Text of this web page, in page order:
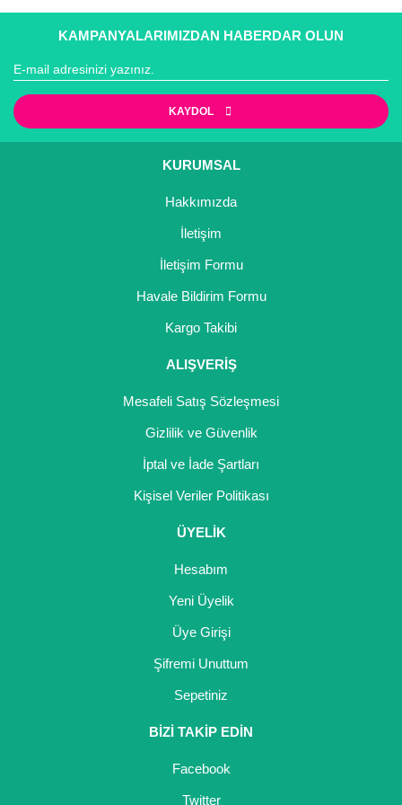
Gönder
KAMPANYALARIMIZDAN HABERDAR OLUN
KAYDOL
KURUMSAL
Hakkımızda
İletişim
İletişim Formu
Havale Bildirim Formu
Kargo Takibi
ALIŞVERİŞ
Mesafeli Satış Sözleşmesi
Gizlilik ve Güvenlik
İptal ve İade Şartları
Kişisel Veriler Politikası
ÜYELİK
Hesabım
Yeni Üyelik
Üye Girişi
Şifremi Unuttum
Sepetiniz
BİZİ TAKİP EDİN
Facebook
Twitter